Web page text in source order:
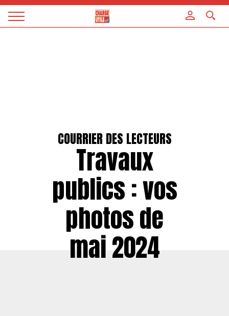
Magazine
COURRIER DES LECTEURS
Travaux
publics : vos
photos de
mai 2024
Panneau de gestion des cookies